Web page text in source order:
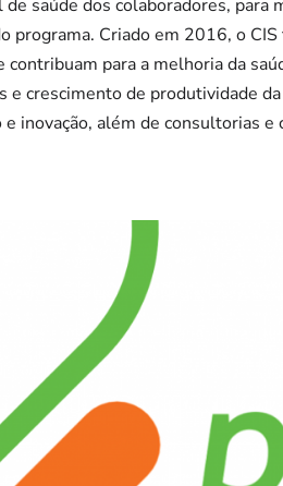
saúde dos colaboradores, para
programa. Criado em 2016, o
contribuam para a melhoria da
e crescimento de produtividade
inovação, além de consultorias e